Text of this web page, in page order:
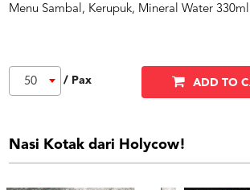
Menu Sambal, Kerupuk, Mineral Water 330ml
50 / Pax ADD TO
Nasi Kotak dari Holycow!